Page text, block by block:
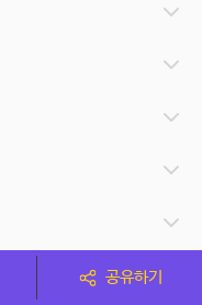
공유하기